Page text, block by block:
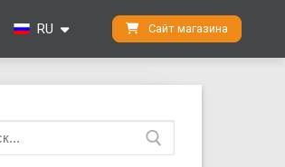
RU Сайт магазина